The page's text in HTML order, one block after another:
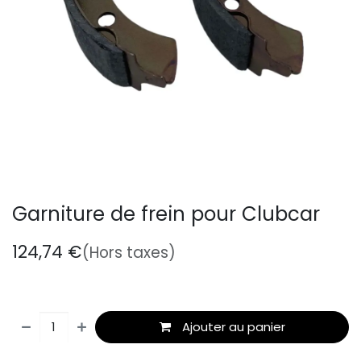
Garniture de frein pour Clubcar
124,74 €(Hors taxes)
Ajouter au panier